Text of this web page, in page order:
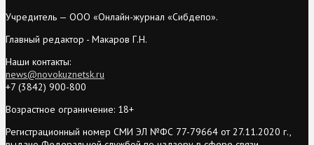
Учредитель — ООО «Онлайн-журнал «Сибдепо».
Главный редактор - Макаров Г.Н.
Наши контакты:
news@novokuznetsk.ru
+7 (3842) 900-800
Возрастное ограничение: 18+
Регистрационный номер СМИ ЭЛ №ФС 77-79664 от 27.11.2020 г.,